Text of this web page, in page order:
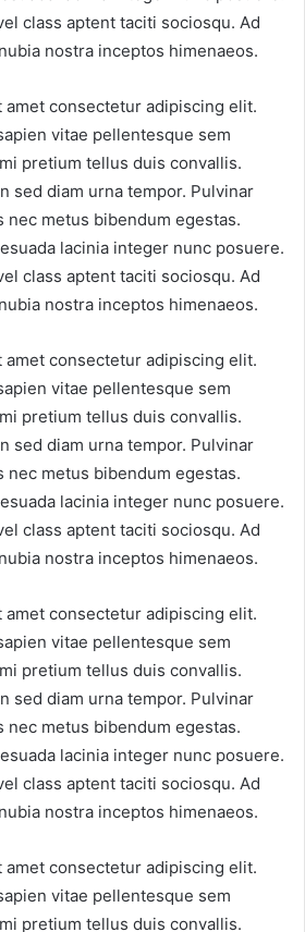
class aptent taciti sociosqu. Ad
nostra inceptos himenaeos.
amet consectetur adipiscing elit.
vitae pellentesque sem
pretium tellus duis convallis.
sed diam urna tempor. Pulvinar
nec metus bibendum egestas.
lacinia integer nunc posuere.
class aptent taciti sociosqu. Ad
nostra inceptos himenaeos.
amet consectetur adipiscing elit.
vitae pellentesque sem
pretium tellus duis convallis.
sed diam urna tempor. Pulvinar
nec metus bibendum egestas.
lacinia integer nunc posuere.
class aptent taciti sociosqu. Ad
nostra inceptos himenaeos.
amet consectetur adipiscing elit.
vitae pellentesque sem
pretium tellus duis convallis.
sed diam urna tempor. Pulvinar
nec metus bibendum egestas.
lacinia integer nunc posuere.
class aptent taciti sociosqu. Ad
nostra inceptos himenaeos.
amet consectetur adipiscing elit.
vitae pellentesque sem
pretium tellus duis convallis.